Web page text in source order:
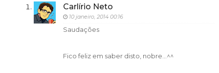
Carlírio Neto
10 janeiro, 2014 00:16
Saudações
Fico feliz em saber disto, nobre...^^